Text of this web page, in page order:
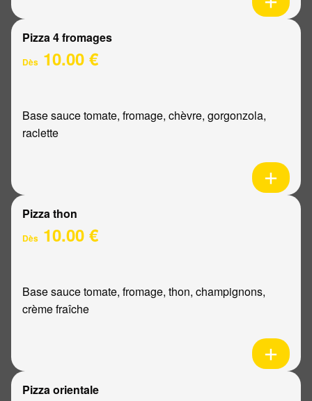
Pizza 4 fromages
Dès 10.00 €
Base sauce tomate, fromage, chèvre, gorgonzola,
raclette
Pizza thon
Dès 10.00 €
Base sauce tomate, fromage, thon, champignons,
crème fraîche
Pizza orientale